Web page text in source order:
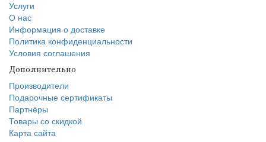
Услуги
О нас
Информация о доставке
Политика конфиденциальности
Условия соглашения
Дополнительно
Производители
Подарочные сертификаты
Партнёры
Товары со скидкой
Карта сайта